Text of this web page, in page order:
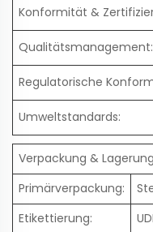
Konformität &
Qualitätsmanagement:
Regulatorische
Umweltstandards:
Verpackung & Lagerung
Primärverpackung:
Etikettierung: